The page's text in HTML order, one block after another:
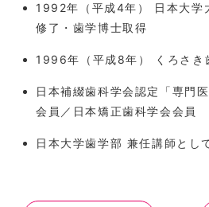
1992年（平成4年） 日本大学
修了・歯学博士取得
1996年（平成8年） くろさき
日本補綴歯科学会認定「専門
会員／日本矯正歯科学会会員
日本大学歯学部 兼任講師とし